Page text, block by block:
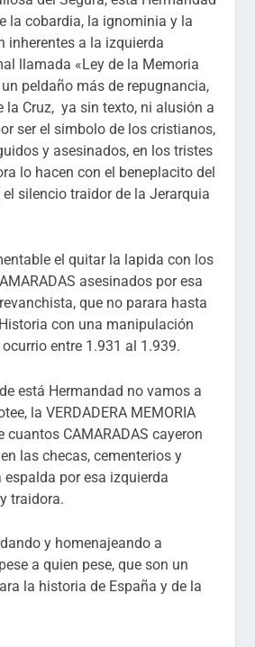
la cobardia, la ignominia y la
inherentes a la izquierda
llamada «Ley de la Memoria
peldaño más de repugnancia,
la Cruz, ya sin texto, ni alusión a
ser el simbolo de los cristianos,
y asesinados, en los tristes
lo hacen con el beneplacito del
silencio traidor de la Jerarquia
el quitar la lapida con los
asesinados por esa
que no parara hasta
con una manipulación
entre 1.931 al 1.939.
está Hermandad no vamos a
la VERDADERA MEMORIA
cuantos CAMARADAS cayeron
las checas, cementerios y
por esa izquierda
traidora.
y homenajeando a
a quien pese, que son un
la historia de España y de la